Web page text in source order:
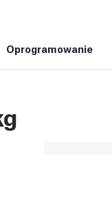
Oprogramowanie